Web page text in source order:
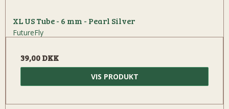
XL US Tube - 6 mm - Pearl Silver
FutureFly
39,00 DKK
VIS PRODUKT